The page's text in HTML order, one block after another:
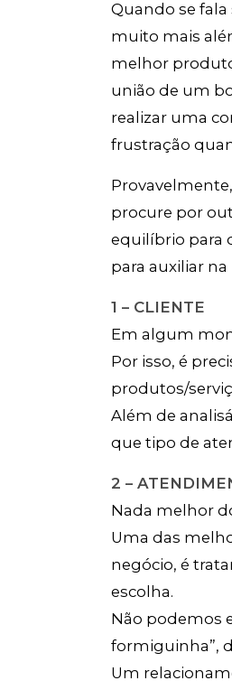
Quando se
muito mais
melhor
união de um
realizar uma
frustração
procure por
equilíbrio para
para auxiliar
1 – CLIENTE
Em algum
Por isso, é
produtos/
Além de
que tipo de
2 –
Nada melhor
Uma das
negócio, é
escolha.
Não podemos
formiguinha”,
Um